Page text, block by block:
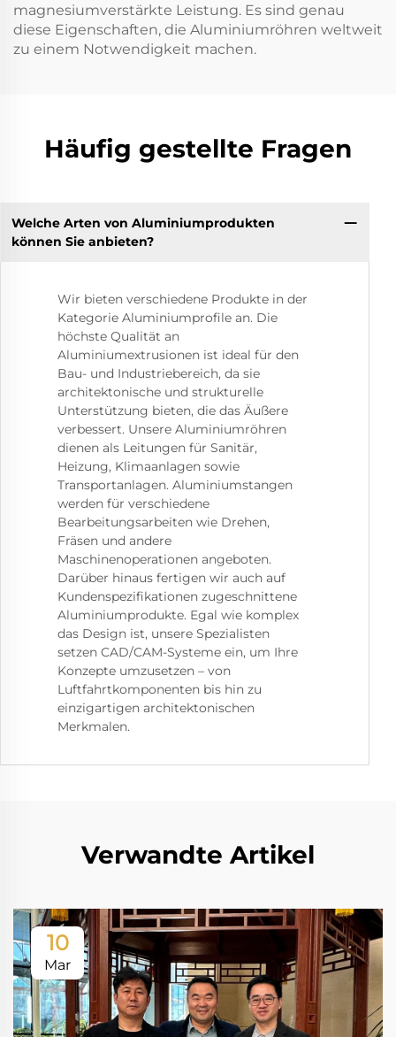
magnesiumverstärkte Leistung. Es sind genau
diese Eigenschaften, die Aluminiumröhren weltweit
zu einem Notwendigkeit machen.
Häufig gestellte Fragen
Welche Arten von Aluminiumprodukten
können Sie anbieten?
Wir bieten verschiedene Produkte in der
Kategorie Aluminiumprofile an. Die
höchste Qualität an
Aluminiumextrusionen ist ideal für den
Bau- und Industriebereich, da sie
architektonische und strukturelle
Unterstützung bieten, die das Äußere
verbessert. Unsere Aluminiumröhren
dienen als Leitungen für Sanitär,
Heizung, Klimaanlagen sowie
Transportanlagen. Aluminiumstangen
werden für verschiedene
Bearbeitungsarbeiten wie Drehen,
Fräsen und andere
Maschinenoperationen angeboten.
Darüber hinaus fertigen wir auch auf
Kundenspezifikationen zugeschnittene
Aluminiumprodukte. Egal wie komplex
das Design ist, unsere Spezialisten
setzen CAD/CAM-Systeme ein, um Ihre
Konzepte umzusetzen – von
Luftfahrtkomponenten bis hin zu
einzigartigen architektonischen
Merkmalen.
Verwandte Artikel
10
Mar